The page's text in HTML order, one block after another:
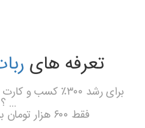
تعرفه های
برای رشد ۳۰۰٪
... ؟
فقط ۶۰۰ هزار تومان برای یک سال !!!!!